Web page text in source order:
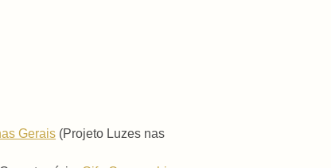
Gerais (Projeto Luzes nas